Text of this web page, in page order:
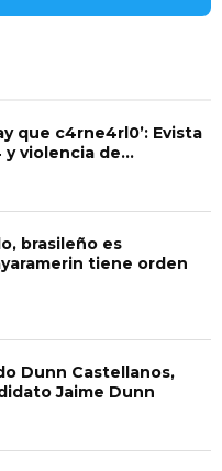
que c4rne4rl0’: Evista
violencia de...
brasileño es
tiene orden
Dunn Castellanos,
Jaime Dunn